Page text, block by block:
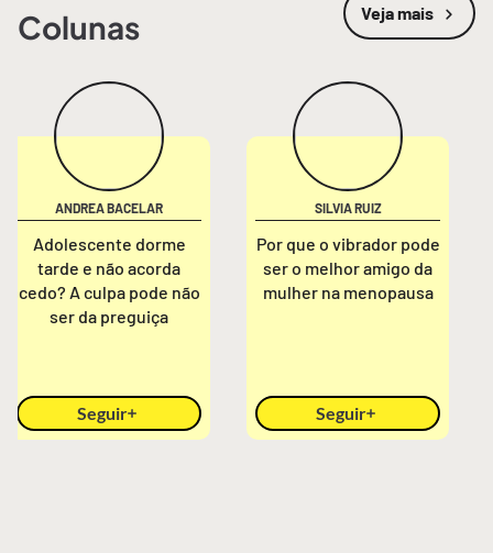
Colunas Veja mais
ANDREA BACELAR
Adolescente dorme
tarde e não acorda
cedo? A culpa pode não
ser da preguiça
Seguir
SILVIA RUIZ
Por que o vibrador pode
ser o melhor amigo da
mulher na menopausa
Seguir